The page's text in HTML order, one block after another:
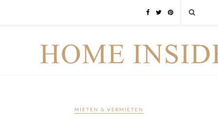
MIETEN & VERMIETEN